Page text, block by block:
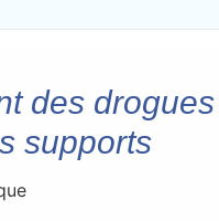
des drogues
supports